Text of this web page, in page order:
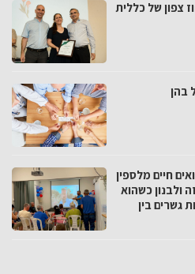
צפון של כללית
בהן
חיים מלספין
בעזה ולבנון כשהוא
גשרים בין